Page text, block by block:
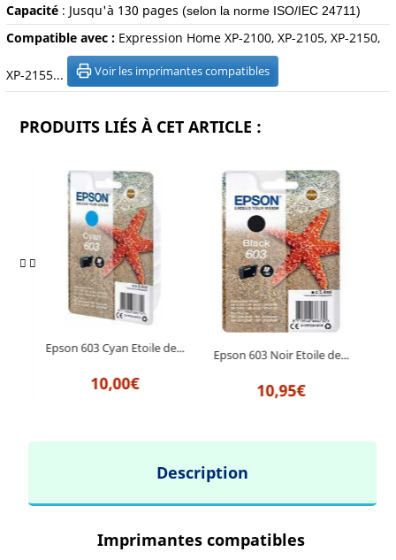
Capacité: Jusqu'à 130 pages (selon la norme ISO/IEC 24711)
Compatible avec : Expression Home XP-2100, XP-2105, XP-2150,
XP-2155... Voir les imprimantes compatibles
PRODUITS LIÉS À CET ARTICLE :
Epson 603 Cyan Etoile de...
10,00€
Epson 603 Noir Etoile de...
10,95€
Description
Imprimantes compatibles